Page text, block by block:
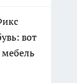
вот
мебель